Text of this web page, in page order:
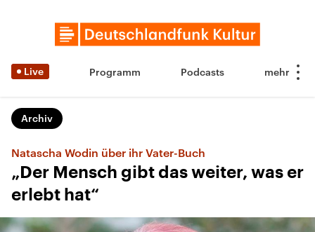
Live Programm Podcasts
Archiv
Natascha Wodin über ihr Vater-Buch
„Der Mensch gibt das weiter, was er
erlebt hat“